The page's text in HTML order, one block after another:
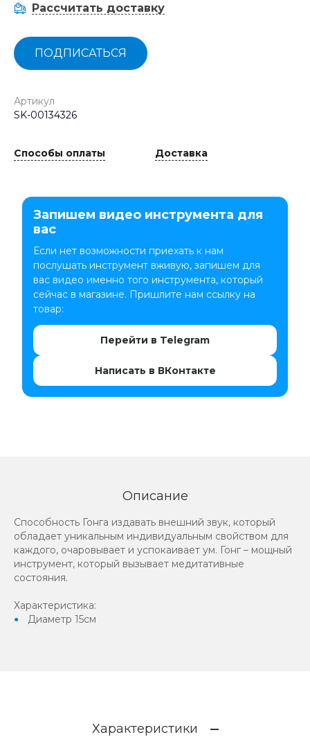
Рассчитать доставку
ПОДПИСАТЬСЯ
Артикул
SK-00134326
Способы оплаты Доставка
Запишем видео инструмента для
вас
Если нет возможности приехать к нам
послушать инструмент вживую, запишем для
вас видео именно того инструмента, который
сейчас в магазине. Пришлите нам ссылку на
товар:
Перейти в Telegram
Написать в ВКонтакте
Описание
Способность Гонга издавать внешний звук, который
обладает уникальным индивидуальным свойством для
каждого, очаровывает и успокаивает ум. Гонг – мощный
инструмент, который вызывает медитативные
состояния.
Характеристика:
Диаметр 15см
Характеристики